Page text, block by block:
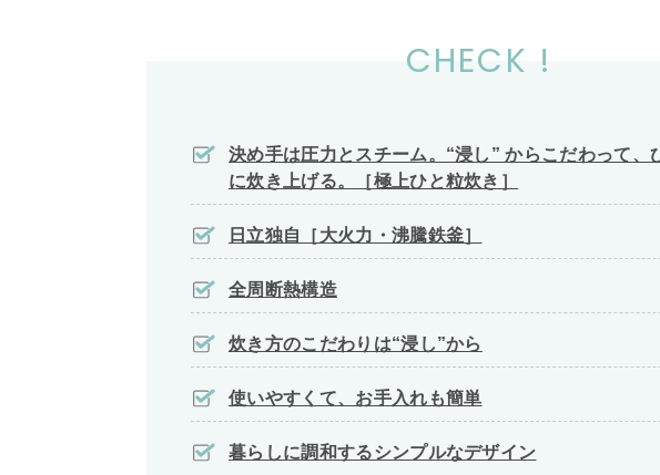
CHECK !
決め手は圧力とスチーム。“浸し” からこだわって、
に炊き上げる。［極上ひと粒炊き］
日立独自［大火力・沸騰鉄釜］
全周断熱構造
炊き方のこだわりは“浸し”から
使いやすくて、お手入れも簡単
暮らしに調和するシンプルなデザイン